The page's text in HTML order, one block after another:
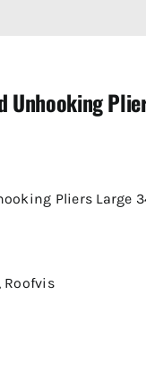
Unhooking
Pliers Large
Roofvis